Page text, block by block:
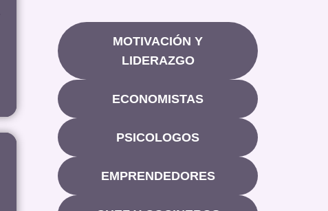
MOTIVACIÓN Y
LIDERAZGO
ECONOMISTAS
PSICOLOGOS
EMPRENDEDORES